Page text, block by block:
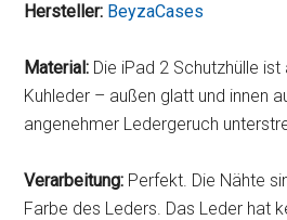
Hersteller: BeyzaCases
Material: Die iPad 2 Schutzhülle
Kuhleder – außen glatt und innen
angenehmer Ledergeruch
Verarbeitung: Perfekt. Die Nähte
Farbe des Leders. Das Leder hat